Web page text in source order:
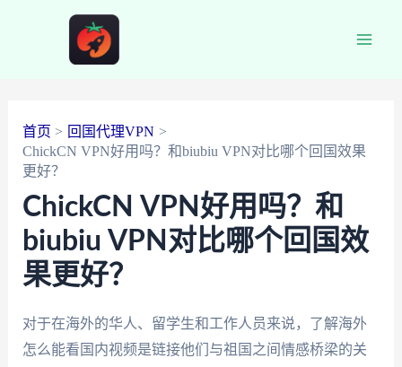
首页
回国代理VPN
ChickCN VPN好用吗？和biubiu VPN对比哪个回国效果
更好？
ChickCN VPN好用吗？和
biubiu VPN对比哪个回国效
果更好？
对于在海外的华人、留学生和工作人员来说，了解海外
怎么能看国内视频是链接他们与祖国之间情感桥梁的关